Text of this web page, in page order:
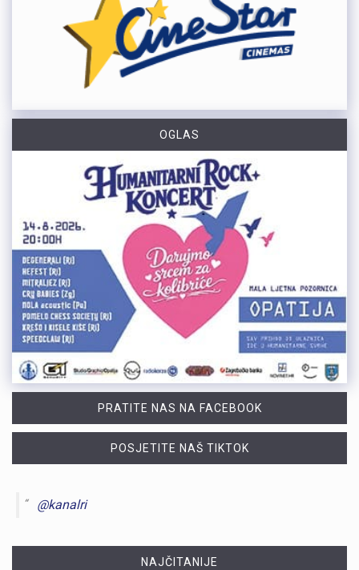
OGLAS
PRATITE NAS NA FACEBOOK
POSJETITE NAŠ TIKTOK
@kanalri
NAJČITANIJE